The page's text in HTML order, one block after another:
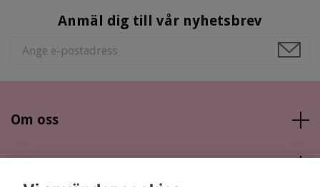
Anmäl dig till vår nyhetsbrev
Om oss